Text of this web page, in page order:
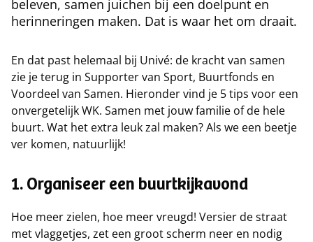
beleven, samen juichen bij een doelpunt en
herinneringen maken. Dat is waar het om draait.
En dat past helemaal bij Univé: de kracht van samen
zie je terug in Supporter van Sport, Buurtfonds en
Voordeel van Samen. Hieronder vind je 5 tips voor een
onvergetelijk WK. Samen met jouw familie of de hele
buurt. Wat het extra leuk zal maken? Als we een beetje
ver komen, natuurlijk!
1. Organiseer een buurtkijkavond
Hoe meer zielen, hoe meer vreugd! Versier de straat
met vlaggetjes, zet een groot scherm neer en nodig